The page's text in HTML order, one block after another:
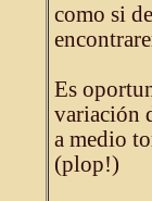
como si
Es
variación
a medio
(plop!)